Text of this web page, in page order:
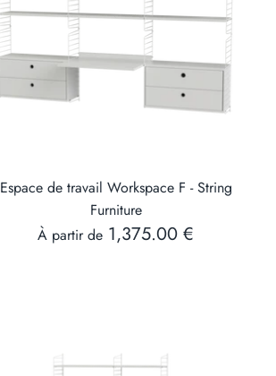
Espace de travail Workspace F - String
Furniture
À partir de 1,375.00 €